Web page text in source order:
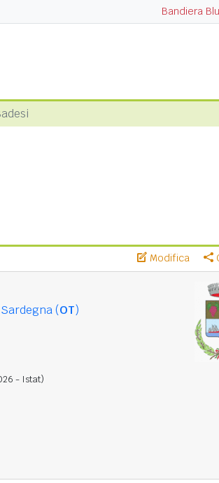
Bandiera
Modifica
(OT)
- Istat)